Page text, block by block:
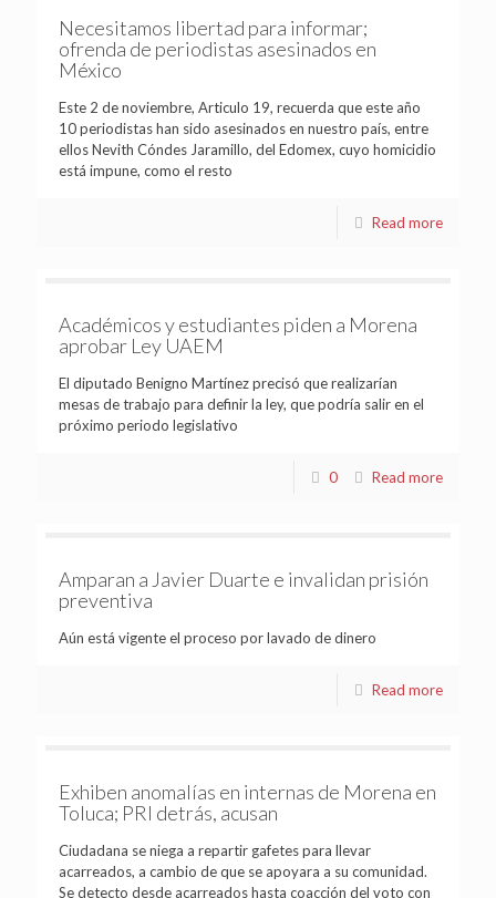
Necesitamos libertad para informar;
ofrenda de periodistas asesinados en
México
Este 2 de noviembre, Articulo 19, recuerda que este año
10 periodistas han sido asesinados en nuestro país, entre
ellos Nevith Cóndes Jaramillo, del Edomex, cuyo homicidio
está impune, como el resto
Read more
Académicos y estudiantes piden a Morena
aprobar Ley UAEM
El diputado Benigno Martínez precisó que realizarían
mesas de trabajo para definir la ley, que podría salir en el
próximo periodo legislativo
0 Read more
Amparan a Javier Duarte e invalidan prisión
preventiva
Aún está vigente el proceso por lavado de dinero
Read more
Exhiben anomalías en internas de Morena en
Toluca; PRI detrás, acusan
Ciudadana se niega a repartir gafetes para llevar
acarreados, a cambio de que se apoyara a su comunidad.
Se detecto desde acarreados hasta coacción del voto con